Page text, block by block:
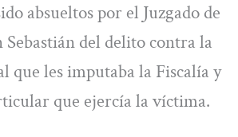
absueltos por el Juzgado de
Sebastián del delito contra la
que les imputaba la Fiscalía y
que ejercía la víctima.